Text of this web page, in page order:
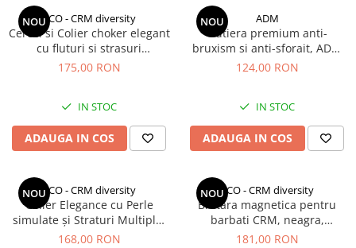
NOUCCO - CRM diversity
Cercei si Colier choker elegant
cu fluturi si strasuri
stralucitoare, CRM, argintiu
175,00 RON
IN STOC
ADAUGA IN COS
NOU ADM
Gutiera premium anti-
bruxism si anti-sforait, ADM
ZenSleep, protectie dentara
124,00 RON
IN STOC
ADAUGA IN COS
NOUCCO - CRM diversity
Colier Elegance cu Perle
simulate și Straturi Multiple,
CRM, design impletit, 40 cm
168,00 RON
NOUCCO - CRM diversity
Bratara magnetica pentru
barbati CRM, neagra,
eleganta, ajustabila, 20 cm
181,00 RON